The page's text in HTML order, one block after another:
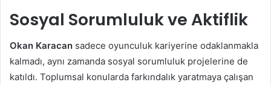
Sosyal Sorumluluk ve Aktiflik
Okan Karacan sadece oyunculuk kariyerine odaklanmakla
kalmadı, aynı zamanda sosyal sorumluluk projelerine de
katıldı. Toplumsal konularda farkındalık yaratmaya çalışan